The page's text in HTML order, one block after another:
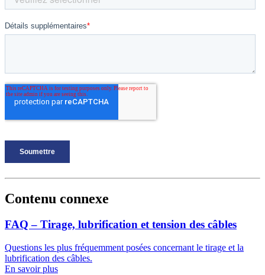
Contenu connexe
FAQ – Tirage, lubrification et tension des câbles
Questions les plus fréquemment posées concernant le tirage et la
lubrification des câbles.
En savoir plus